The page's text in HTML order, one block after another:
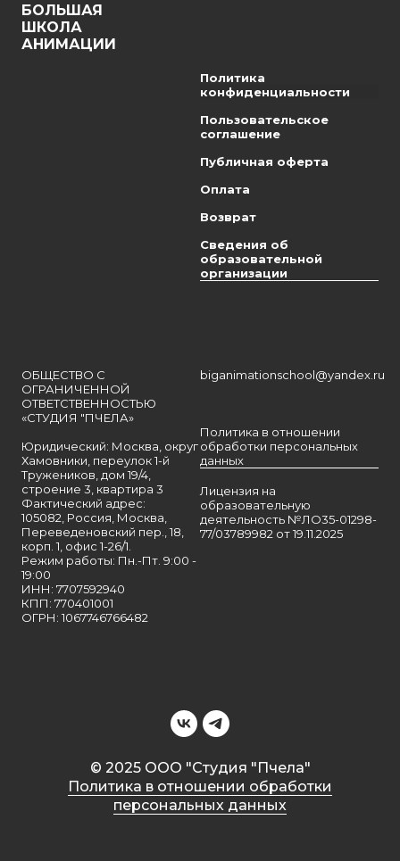
БОЛЬШАЯ
ШКОЛА
АНИМАЦИИ
Политика
конфиденциальности
Пользовательское
соглашение
Публичная оферта
Оплата
Возврат
Сведения об
образовательной
организации
ОБЩЕСТВО С
ОГРАНИЧЕННОЙ
ОТВЕТСТВЕННОСТЬЮ
«СТУДИЯ "ПЧЕЛА»
Юридический: Москва, округ
Хамовники, переулок 1-й
Тружеников, дом 19/4,
строение 3, квартира 3
Фактический адрес:
105082, Россия, Москва,
Переведеновский пер., 18,
корп. 1, офис 1-26/1.
Режим работы: Пн.-Пт. 9:00 -
19:00
ИНН: 7707592940
КПП: 770401001
ОГРН: 1067746766482
biganimationschool@yandex.ru
Политика в отношении
обработки персональных
данных
Лицензия на
образовательную
деятельность №ЛО35-01298-
77/03789982 от 19.11.2025
© 2025 ООО "Студия "Пчела"
Политика в отношении обработки
персональных данных